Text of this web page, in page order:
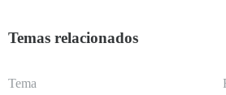
Temas relacionados
Tema